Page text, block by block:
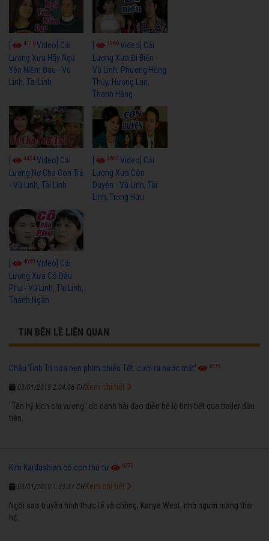
4116Video] Cải
Lương Xưa Hãy Ngủ
Yên Niềm Đau - Vũ
Linh, Tài Linh
3966Video] Cải
Lương Xưa Đi Biển -
Vũ Linh, Phương Hồng
Thủy, Hương Lan,
Thanh Hằng
4434Video] Cải
Lương Nợ Cha Con Trả
- Vũ Linh, Tài Linh
3602Video] Cải
Lương Xưa Còn
Duyên - Vũ Linh, Tài
Linh, Trọng Hữu
[ 4020 Video] Cải
Lương Xưa Cô Dâu
Phụ - Vũ Linh, Tài Linh,
Thanh Ngân
TIN BÊN LỀ LIÊN QUAN
Châu Tinh Trì hứa hẹn phim chiếu Tết 'cười ra nước mắt' 6775
03/01/2019 2:04:06 CH
"Tân hỷ kịch chi vương" do danh hài đạo diễn hé lộ tình tiết qua trailer đầu
tiên.
Xem chi tiết
Kim Kardashian có con thứ tư 6272
03/01/2019 1:03:37 CH
Ngôi sao truyền hình thực tế và chồng, Kanye West, nhờ người mang thai
hộ.
Xem chi tiết